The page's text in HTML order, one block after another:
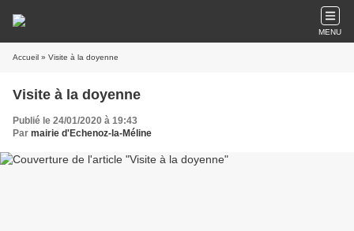
MENU
Accueil » Visite à la doyenne
Visite à la doyenne
Publié le 24/01/2020 à 19:43
Par mairie d'Echenoz-la-Méline